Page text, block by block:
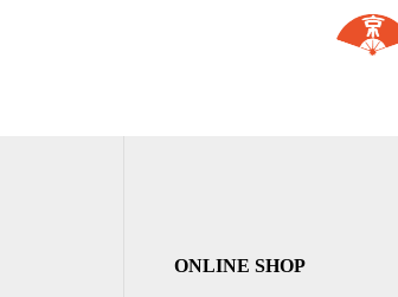
ONLINE SHOP